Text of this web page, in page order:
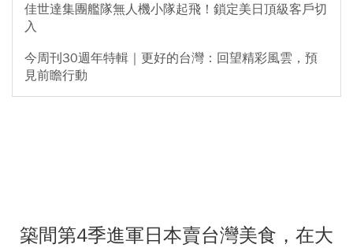
佳世達集團艦隊無人機小隊起飛！鎖定美日頂級客戶切
入
今周刊30週年特輯｜更好的台灣：回望精彩風雲，預
見前瞻行動
築間第4季進軍日本賣台灣美食，在大